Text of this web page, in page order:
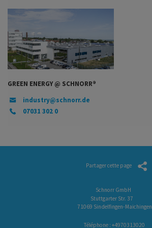
GREEN ENERGY @ SCHNORR®
industry@schnorr.de
07031 302 0
Partager cette page
Schnorr GmbH
Stuttgarter Str. 37
71069 Sindelfingen-Maichingen
Téléphone : +4970313020